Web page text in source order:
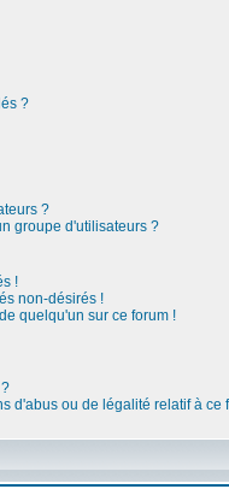
?
?
groupe d'utilisateurs ?
!
non-désirés !
quelqu'un sur ce forum !
d'abus ou de légalité relatif à ce